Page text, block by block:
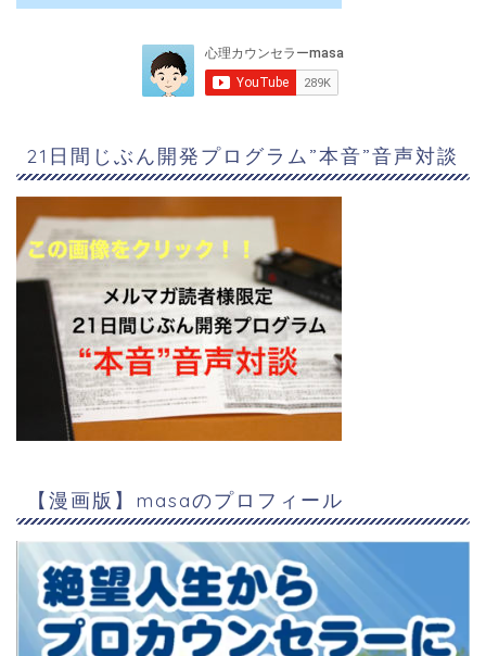
21日間じぶん開発プログラム”本音”音声対談
【漫画版】masaのプロフィール